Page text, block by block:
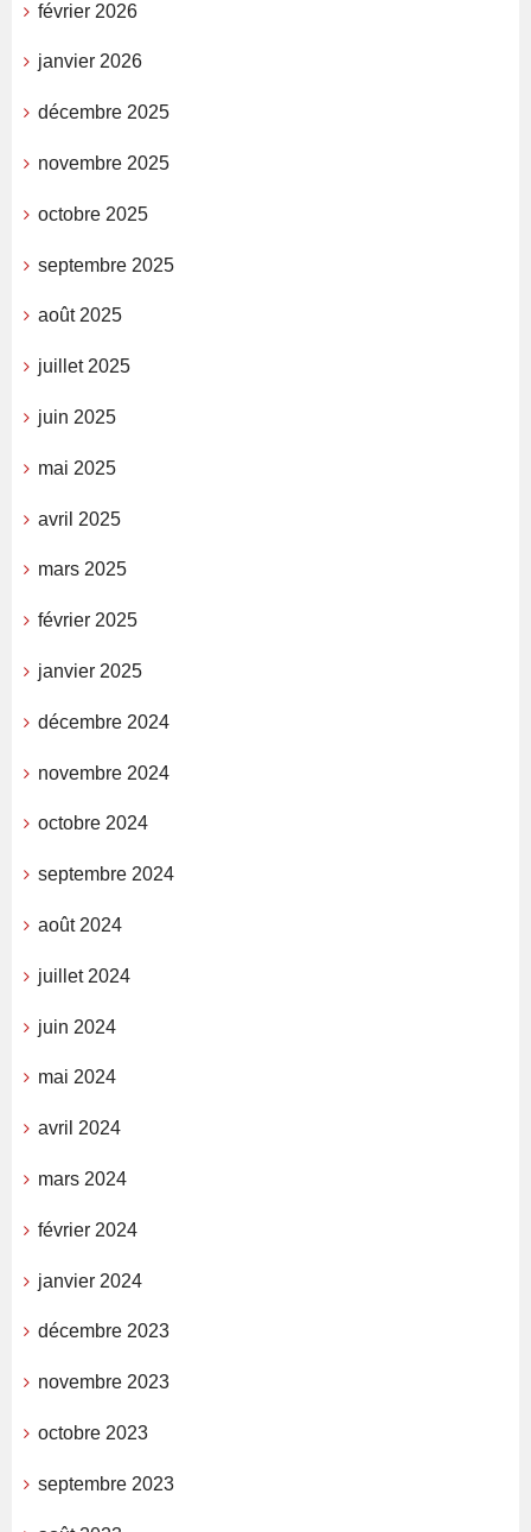
février 2026
janvier 2026
décembre 2025
novembre 2025
octobre 2025
septembre 2025
août 2025
juillet 2025
juin 2025
mai 2025
avril 2025
mars 2025
février 2025
janvier 2025
décembre 2024
novembre 2024
octobre 2024
septembre 2024
août 2024
juillet 2024
juin 2024
mai 2024
avril 2024
mars 2024
février 2024
janvier 2024
décembre 2023
novembre 2023
octobre 2023
septembre 2023